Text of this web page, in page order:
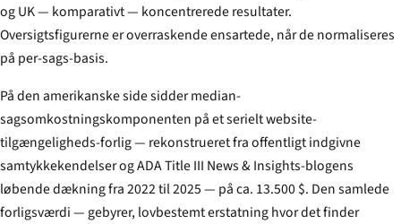
og UK — komparativt — koncentrerede resultater.
Oversigtsfigurerne er overraskende ensartede, når de normaliseres
på per-sags-basis.
På den amerikanske side sidder median-
sagsomkostningskomponenten på et serielt website-
tilgængeligheds-forlig — rekonstrueret fra offentligt indgivne
samtykkekendelser og ADA Title III News & Insights-blogens
løbende dækning fra 2022 til 2025 — på ca. 13.500 $. Den samlede
forligsværdi — gebyrer, lovbestemt erstatning hvor det finder